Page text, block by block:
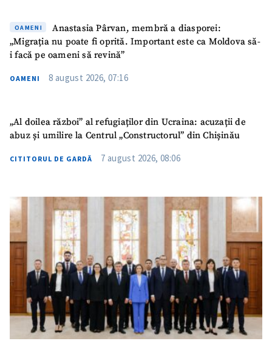
OAMENI
Anastasia Pârvan, membră a diasporei:
„Migrația nu poate fi oprită. Important este ca Moldova să-
i facă pe oameni să revină”
OAMENI 8 august 2026, 07:16
„Al doilea război” al refugiaților din Ucraina: acuzații de
abuz și umilire la Centrul „Constructorul” din Chișinău
CITITORUL DE GARDĂ 7 august 2026, 08:06